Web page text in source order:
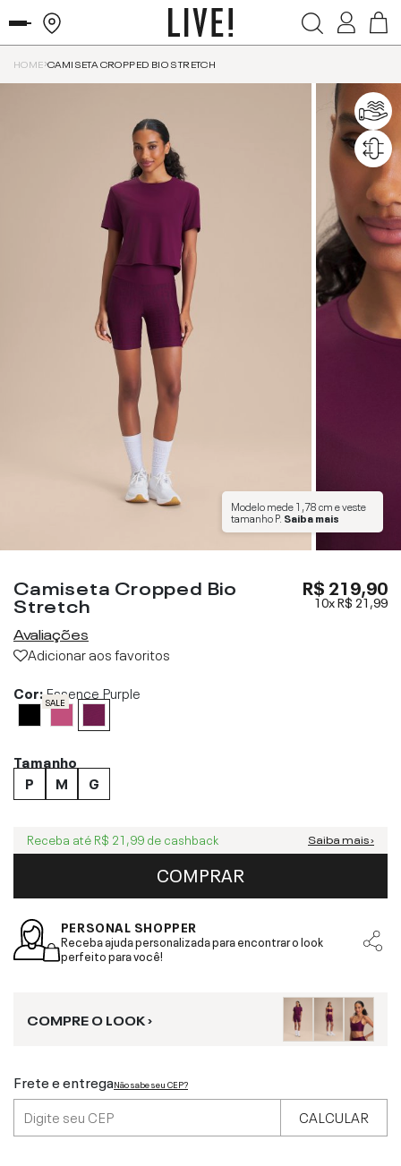
HOME CAMISETA CROPPED BIO STRETCH
Modelo mede1,78 cme veste
tamanhoP. Saiba mais
Camiseta Cropped Bio
Stretch
Avaliações
Adicionar aos favoritos
R$ 219,90
10xR$ 21,99
Cor:Essence Purple
SALE
Tamanho
P
M G
Receba até R$ 21,99 de cashback Saiba mais ›
COMPRAR
PERSONAL SHOPPER
Receba ajuda personalizada para encontrar o look
perfeito para você!
COMPRE O LOOK ›
Frete e entregaNão sabe seu CEP?
CALCULAR